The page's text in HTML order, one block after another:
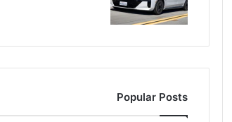
Popular Posts